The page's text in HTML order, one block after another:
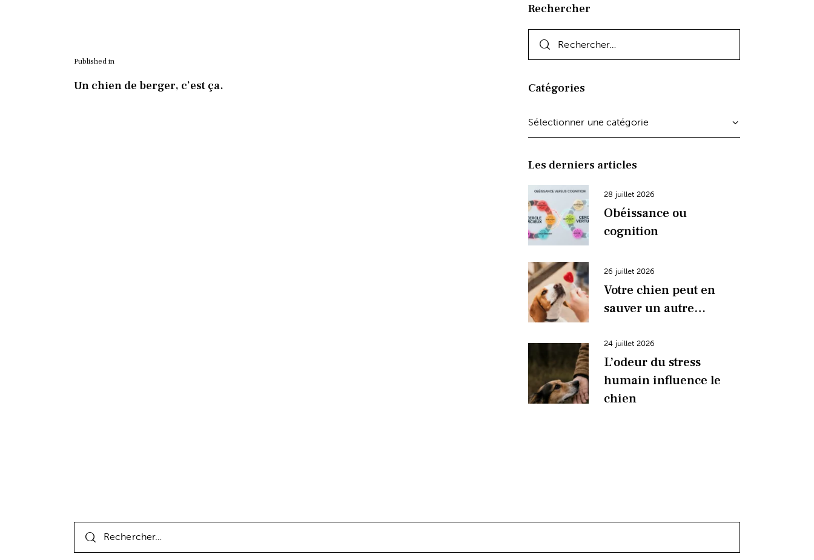
Published in
Un chien de berger, c’est ça.
Rechercher
Catégories
Les derniers articles
28 juillet 2026
Obéissance ou
cognition
26 juillet 2026
Votre chien peut en
sauver un autre…
24 juillet 2026
L’odeur du stress
humain influence le
chien